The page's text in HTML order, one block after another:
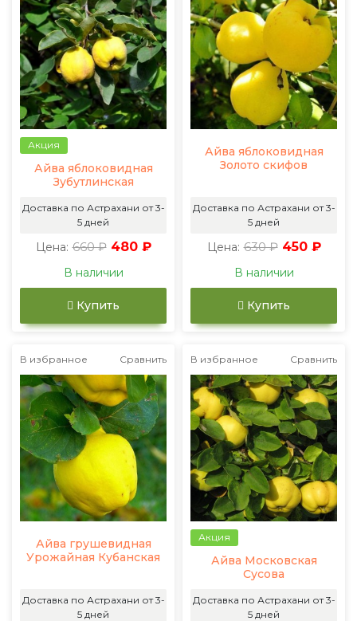
Акция
Айва яблоковидная
Зубутлинская
Доставка по Астрахани от 3-
5 дней
Цена: 660 ₽ 480 ₽
В наличии
Купить
Айва яблоковидная
Золото скифов
Доставка по Астрахани от 3-
5 дней
Цена: 630 ₽ 450 ₽
В наличии
Купить
В избранное Сравнить
Айва грушевидная
Урожайная Кубанская
Доставка по Астрахани от 3-
5 дней
В избранное Сравнить
Акция
Айва Московская
Сусова
Доставка по Астрахани от 3-
5 дней